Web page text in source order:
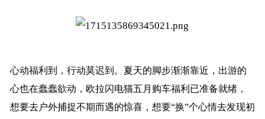
心动福利到，行动莫迟到。夏天的脚步渐渐靠近，出游的
心也在蠢蠢欲动，欧拉闪电猫五月购车福利已准备就绪，
想要去户外捕捉不期而遇的惊喜，想要“换”个心情去发现初